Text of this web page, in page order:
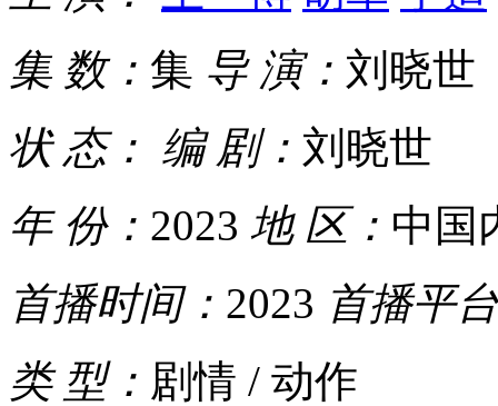
集 数： 集 导 演： 刘晓世
状 态： 编 剧： 刘晓世
年 份： 2023 地 区： 中国
首播时间： 2023 首播平
类 型： 剧情 / 动作